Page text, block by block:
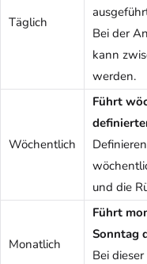
Täglich
Bei der
kann
werden.
Wöchentlich
Führt
und die
Monatlich
Führt
Sonntag
Bei